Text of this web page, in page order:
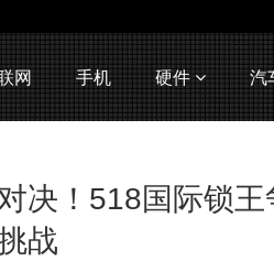
网 手机 硬件 汽
决！518国际锁
战